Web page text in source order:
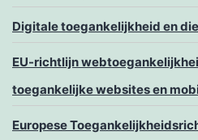
Digitale toegankelijkheid en
EU-richtlijn
toegankelijke websites en
Europese